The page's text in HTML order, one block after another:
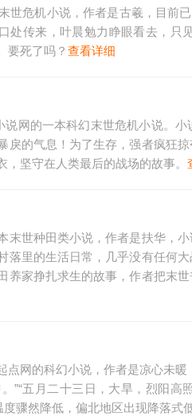
世危机小说，作者是古羲，目前
处传来，叶晨勉力睁眼看去，
要死了吗？ 查看详细
说网的一本科幻末世危机小说。
戾的气息！为了生存，强者疯狂
坚守在人类最后的战场的故事。
末世种田类小说，作者是扶华，
落里的生活日常，几乎没有任何
家挣扎求生的故事，作者把末
点网的科幻小说，作者是凉心未
”“五月二十三日，大旱，烈阳
度骤然降低，偏北地区出现降落